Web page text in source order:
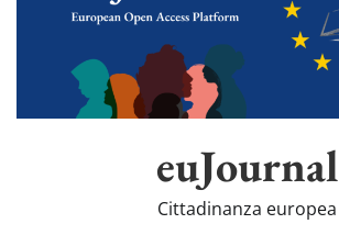
euJournal
Cittadinanza europea